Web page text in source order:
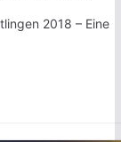
2018 – Eine